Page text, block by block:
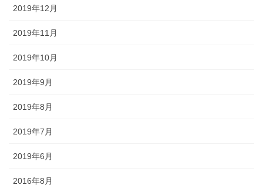
2019年12月
2019年11月
2019年10月
2019年9月
2019年8月
2019年7月
2019年6月
2016年8月